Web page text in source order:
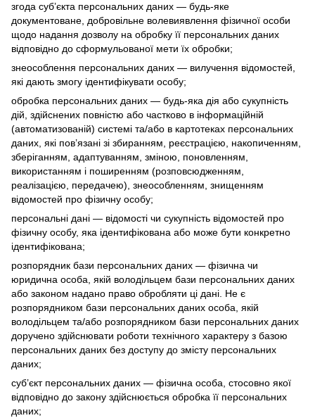
згода суб’єкта персональних даних — будь-яке
документоване, добровільне волевиявлення фізичної особи
щодо надання дозволу на обробку її персональних даних
відповідно до сформульованої мети їх обробки;
знеособлення персональних даних — вилучення відомостей,
які дають змогу ідентифікувати особу;
обробка персональних даних — будь-яка дія або сукупність
дій, здійснених повністю або частково в інформаційній
(автоматизованій) системі та/або в картотеках персональних
даних, які пов’язані зі збиранням, реєстрацією, накопиченням,
зберіганням, адаптуванням, зміною, поновленням,
використанням і поширенням (розповсюдженням,
реалізацією, передачею), знеособленням, знищенням
відомостей про фізичну особу;
персональні дані — відомості чи сукупність відомостей про
фізичну особу, яка ідентифікована або може бути конкретно
ідентифікована;
розпорядник бази персональних даних — фізична чи
юридична особа, якій володільцем бази персональних даних
або законом надано право обробляти ці дані. Не є
розпорядником бази персональних даних особа, якій
володільцем та/або розпорядником бази персональних даних
доручено здійснювати роботи технічного характеру з базою
персональних даних без доступу до змісту персональних
даних;
суб’єкт персональних даних — фізична особа, стосовно якої
відповідно до закону здійснюється обробка її персональних
даних;